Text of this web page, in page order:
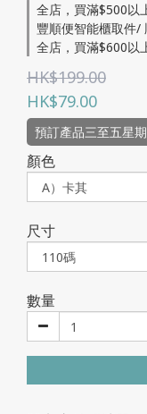
全店，買滿$500以
豐順便智能櫃取件/
全店，買滿$600以
HK$199.00
HK$79.00
預訂產品三至五星
顏色
尺寸
數量